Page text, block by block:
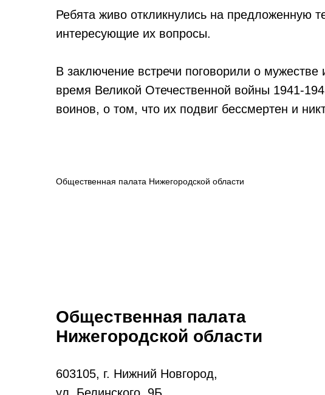
Ребята живо откликнулись на предложенную
интересующие их вопросы.
В заключение встречи поговорили о
время Великой Отечественной войны 1941-
воинов, о том, что их подвиг бессмертен и
Общественная палата Нижегородской области
Общественная палата
Нижегородской области
603105, г. Нижний Новгород,